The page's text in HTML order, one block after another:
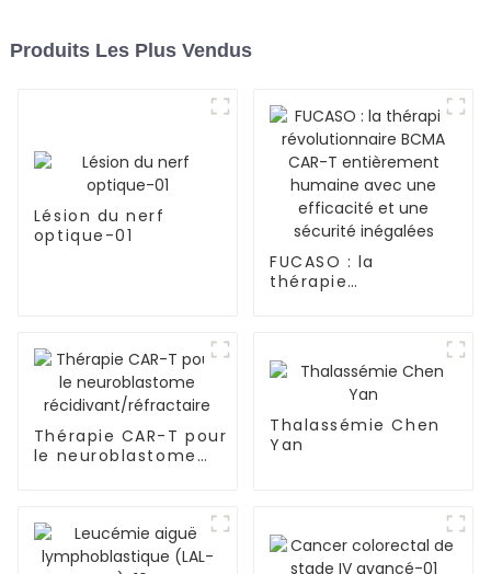
Produits Les Plus Vendus
Lésion du nerf
optique-01
FUCASO : la
thérapie
humaine avec une
efficacité et une
sécurité inégalées
Thérapie CAR-T pour
le neuroblastome
Thalassémie Chen
Yan